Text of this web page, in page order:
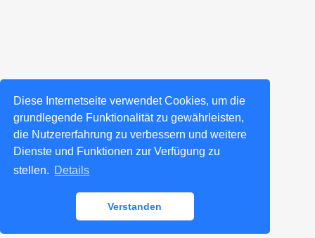
Diese Internetseite verwendet Cookies, um die
grundlegende Funktionalität zu gewährleisten,
die Nutzererfahrung zu verbessern und weitere
Dienste und Funktionen zur Verfügung zu
stellen. Details
Verstanden